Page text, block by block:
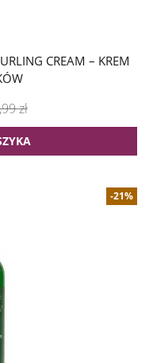
CREAM – KREM
zł
-21%